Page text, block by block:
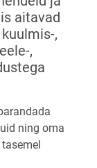
aitavad
,
,
ning oma